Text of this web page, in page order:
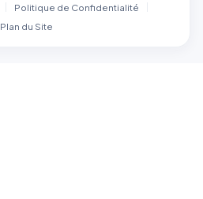
Politique de Confidentialité
Plan du Site